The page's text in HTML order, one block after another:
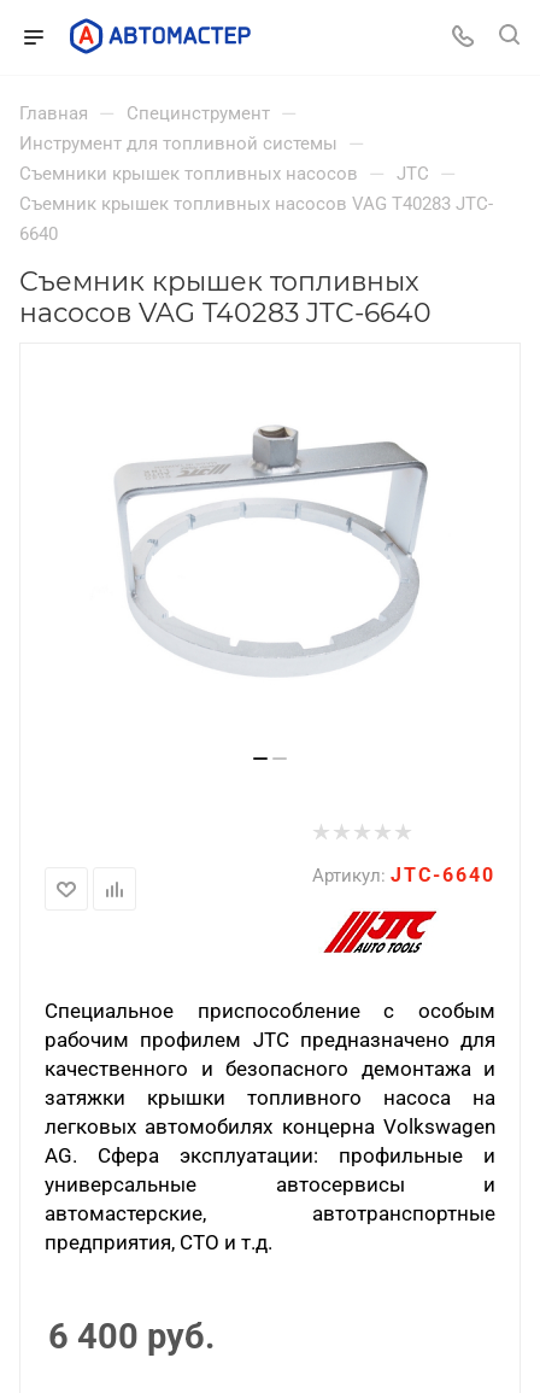
Главная — Специнструмент —
Инструмент для топливной системы —
Съемники крышек топливных насосов — JTC —
Съемник крышек топливных насосов VAG T40283 JTC-
6640
Съемник крышек топливных
насосов VAG T40283 JTC-6640
Артикул: JTC-6640
Специальное приспособление с особым
рабочим профилем JTC предназначено для
качественного и безопасного демонтажа и
затяжки крышки топливного насоса на
легковых автомобилях концерна Volkswagen
AG. Сфера эксплуатации: профильные и
универсальные автосервисы и
автомастерские, автотранспортные
предприятия, СТО и т.д.
6 400 руб.